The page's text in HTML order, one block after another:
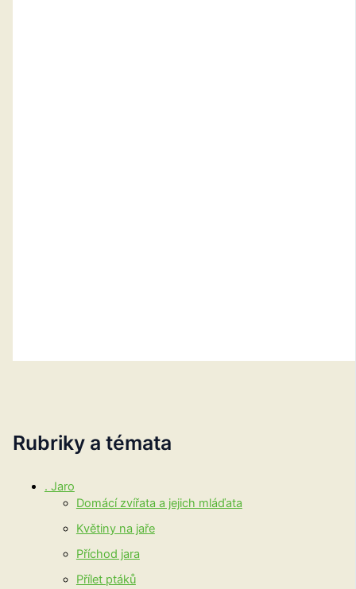
Rubriky a témata
. Jaro
Domácí zvířata a jejich mláďata
Květiny na jaře
Příchod jara
Přílet ptáků